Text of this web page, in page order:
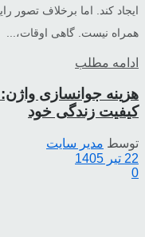
ایجاد کند. اما برخلاف تصور
همراه نیست. گاهی اوقات،...
ادامه مطلب
هزینه جوانسازی
کیفیت زندگی خود
توسط مدیر سایت
22 تیر 1405
0